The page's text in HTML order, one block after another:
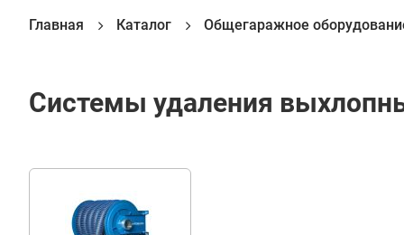
Главная Каталог Общегаражное
Системы удаления